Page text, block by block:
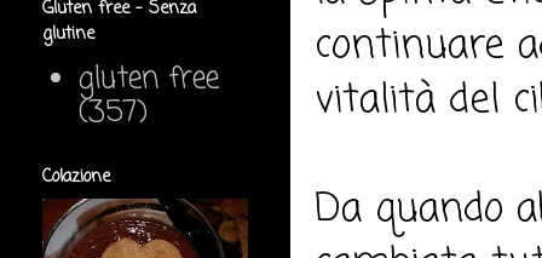
continuare
vitalità del
Da quando
Gluten free - Senza
glutine
gluten free
(357)
Colazione